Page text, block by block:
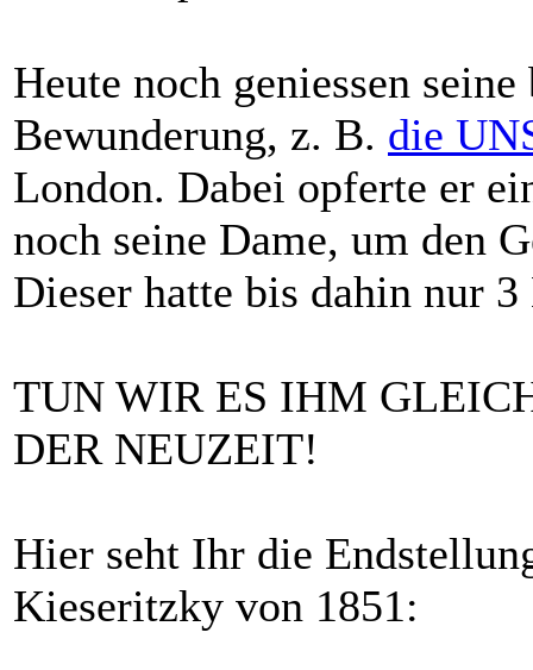
Heute noch geniessen
Bewunderung, z. B. die
London. Dabei opferte er
noch seine Dame, um den
Dieser hatte bis dahin nur
TUN WIR ES IHM
DER NEUZEIT!
Hier seht Ihr die
Kieseritzky von 1851: